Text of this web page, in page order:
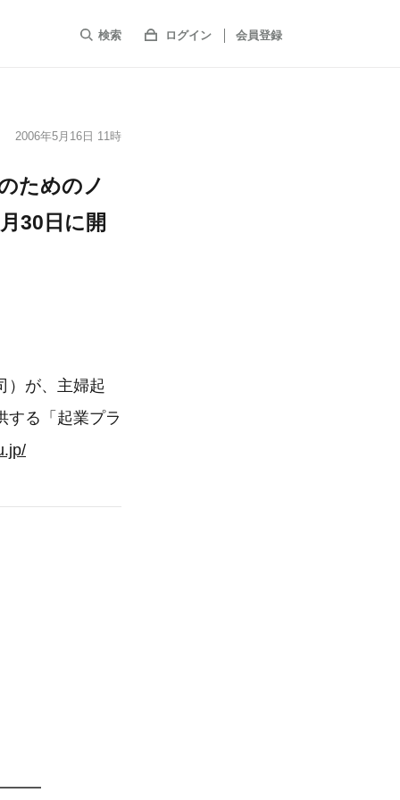
検索 ログイン 会員登録
2006年5月16日 11時
ためのノ
30日に開
）が、主婦起
する「起業プラ